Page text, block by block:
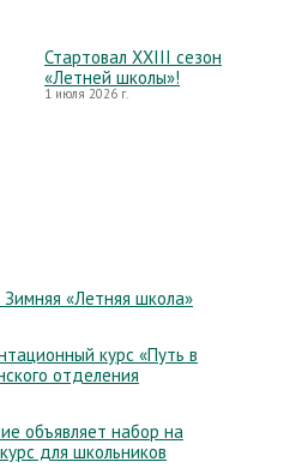
Стартовал XXIII сезон
«Летней школы»!
1 июля 2026 г.
«Летняя школа»
курс «Путь в
отделения
объявляет набор на
для школьников